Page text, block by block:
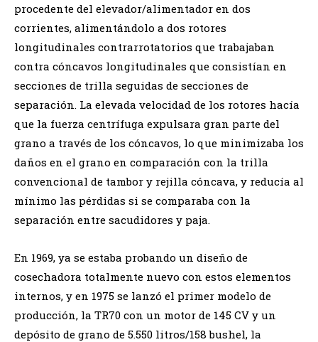
procedente del elevador/alimentador en dos
corrientes, alimentándolo a dos rotores
longitudinales contrarrotatorios que trabajaban
contra cóncavos longitudinales que consistían en
secciones de trilla seguidas de secciones de
separación. La elevada velocidad de los rotores hacía
que la fuerza centrífuga expulsara gran parte del
grano a través de los cóncavos, lo que minimizaba los
daños en el grano en comparación con la trilla
convencional de tambor y rejilla cóncava, y reducía al
mínimo las pérdidas si se comparaba con la
separación entre sacudidores y paja.
En 1969, ya se estaba probando un diseño de
cosechadora totalmente nuevo con estos elementos
internos, y en 1975 se lanzó el primer modelo de
producción, la TR70 con un motor de 145 CV y un
depósito de grano de 5.550 litros/158 bushel, la